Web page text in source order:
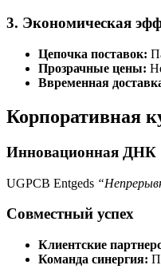
3. Экономическая
Цепочка поставок:
Прозрачные цены:
Ввременная
Корпоративная
Инновационная ДНК
UGPCB Entgeds
Совместный успех
Клиентские
Команда синергия: